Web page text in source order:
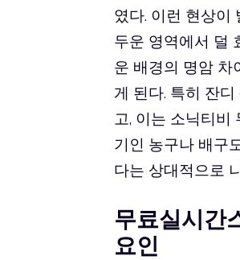
였다. 이런 현상이
두운 영역에서 덜
운 배경의 명암 차
게 된다. 특히 잔
고, 이는 소닉티비
기인 농구나 배구
다는 상대적으로
무료실시간
요인